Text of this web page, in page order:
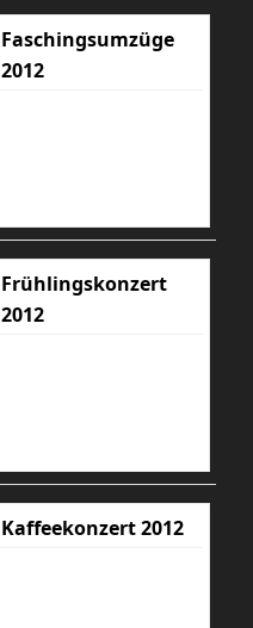
Faschingsumzüge
2012
Frühlingskonzert
2012
Kaffeekonzert 2012